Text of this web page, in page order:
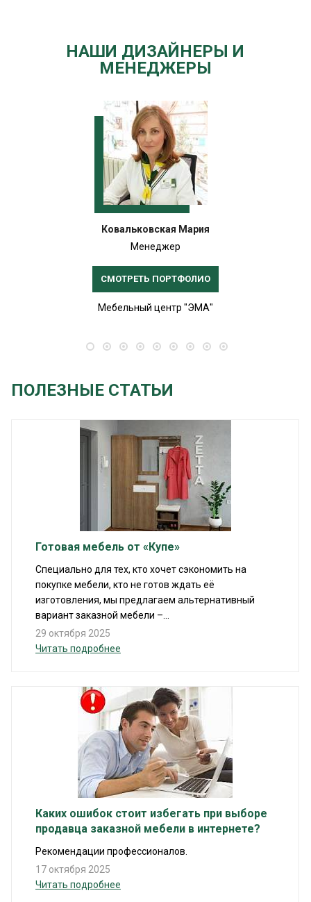
НАШИ ДИЗАЙНЕРЫ И
МЕНЕДЖЕРЫ
Ковальковская Мария
Менеджер
СМОТРЕТЬ ПОРТФОЛИО
Мебельный центр "ЭМА"
ПОЛЕЗНЫЕ СТАТЬИ
Готовая мебель от «Купе»
Специально для тех, кто хочет сэкономить на
покупке мебели, кто не готов ждать её
изготовления, мы предлагаем альтернативный
вариант заказной мебели –...
29 октября 2025
Читать подробнее
Каких ошибок стоит избегать при выборе
продавца заказной мебели в интернете?
Рекомендации профессионалов.
17 октября 2025
Читать подробнее